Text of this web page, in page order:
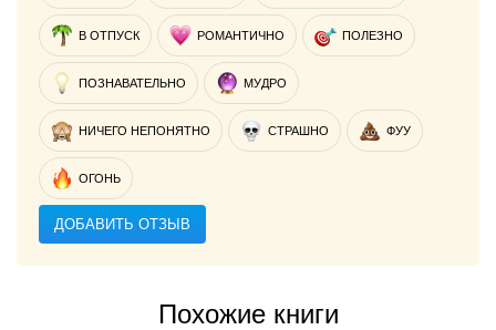
В ОТПУСК РОМАНТИЧНО ПОЛЕЗНО
ПОЗНАВАТЕЛЬНО МУДРО
НИЧЕГО НЕПОНЯТНО СТРАШНО ФУУ
ОГОНЬ
ДОБАВИТЬ ОТЗЫВ
Похожие книги